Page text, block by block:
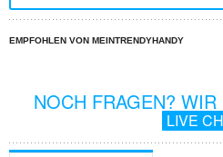
EMPFOHLEN VON MEINTRENDYHANDY
NOCH FRAGEN?
LIVE